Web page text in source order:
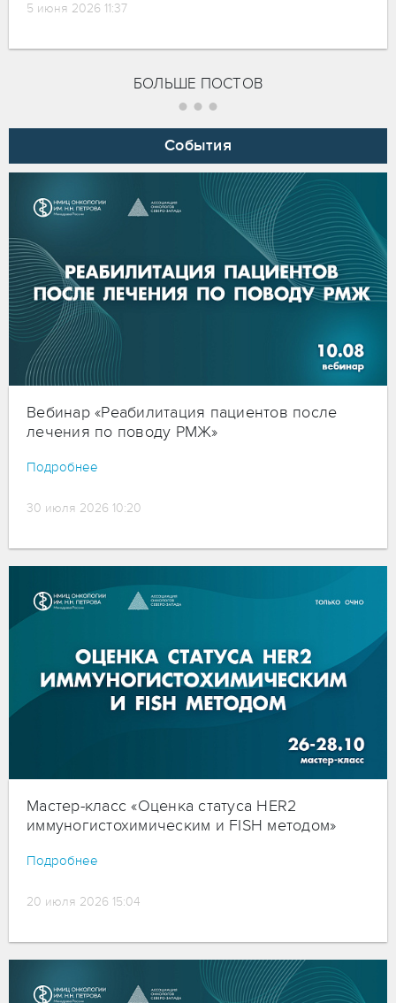
5 июня 2026 11:37
БОЛЬШЕ ПОСТОВ
События
Вебинар «Реабилитация пациентов после
лечения по поводу РМЖ»
Подробнее
30 июля 2026 10:20
Мастер-класс «Оценка статуса HER2
иммуногистохимическим и FISH методом»
Подробнее
20 июля 2026 15:04